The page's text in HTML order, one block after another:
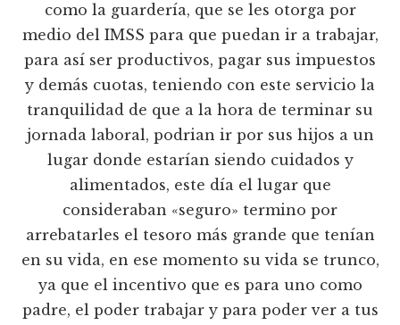
como la guardería, que se les otorga por
medio del IMSS para que puedan ir a trabajar,
para así ser productivos, pagar sus impuestos
y demás cuotas, teniendo con este servicio la
tranquilidad de que a la hora de terminar su
jornada laboral, podrian ir por sus hijos a un
lugar donde estarían siendo cuidados y
alimentados, este día el lugar que
consideraban «seguro» termino por
arrebatarles el tesoro más grande que tenían
en su vida, en ese momento su vida se trunco,
ya que el incentivo que es para uno como
padre, el poder trabajar y para poder ver a tus